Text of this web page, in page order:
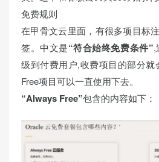
免费规则
在甲骨文云里面，有很多项目标
签。中文是“符合始终免费条件”,
级到付费用户,收费项目的部分就
Free项目可以一直使用下去。
“Always Free”包含的内容如下：